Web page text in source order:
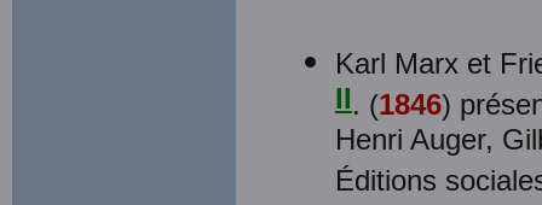
Karl Marx et
II. (1846)
Henri Auger,
Éditions